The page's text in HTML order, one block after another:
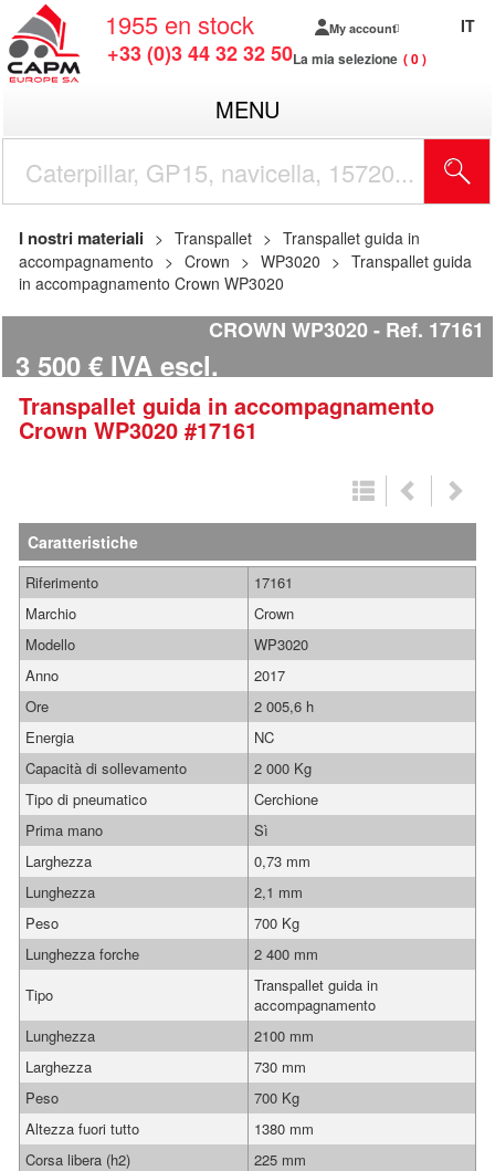
1955 en stock
+33 (0)3 44 32 32 50
My account
La mia selezione 0
IT
MENU
I nostri materiali Transpallet
Transpallet guida in
accompagnamento
Crown WP3020
Transpallet guida
in accompagnamento Crown WP3020
CROWN WP3020 Ref. 17161
3 500 € IVA escl.
Transpallet guida in accompagnamento
Crown WP3020 #17161
Caratteristiche
Riferimento
17161
Marchio
Crown
Modello
WP3020
Anno
2017
Ore
2 005,6 h
Energia
NC
Capacità di sollevamento
2 000 Kg
Tipo di pneumatico
Cerchione
Prima mano
Sì
Larghezza
0,73 mm
Lunghezza
2,1 mm
Peso
700 Kg
Lunghezza forche
2 400 mm
Tipo
Transpallet guida in
accompagnamento
Lunghezza
2100 mm
Larghezza
730 mm
Peso
700 Kg
Altezza fuori tutto
1380 mm
Corsa libera (h2)
225 mm